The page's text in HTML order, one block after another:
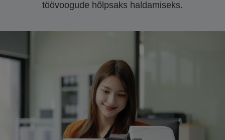
töövoogude hõlpsaks haldamiseks.